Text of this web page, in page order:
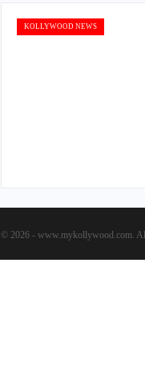
KOLLYWOOD NEWS
© 2026 - www.mykollywood.com.